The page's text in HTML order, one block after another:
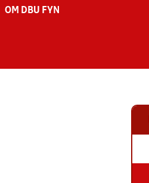
OM DBU FYN